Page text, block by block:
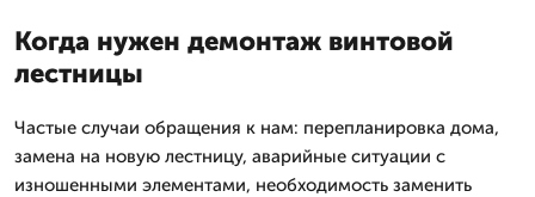
Когда нужен демонтаж винтовой
лестницы
Частые случаи обращения к нам: перепланировка дома,
замена на новую лестницу, аварийные ситуации с
изношенными элементами, необходимость заменить